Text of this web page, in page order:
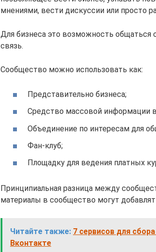
мнениями, вести дискуссии или просто
Для бизнеса это возможность общаться
связь.
Сообщество можно использовать как:
Представительно бизнеса;
Средство массовой информации
Объединение по интересам для
Фан-клуб;
Площадку для ведения платных
Принципиальная разница между
материалы в сообщество могут
Читайте также: 7 сервисов для
Вконтакте